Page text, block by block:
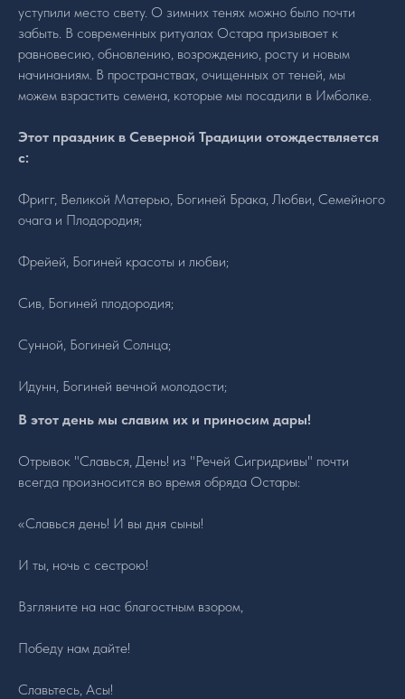
уступили место свету. О зимних тенях можно было почти
забыть. В современных ритуалах Остара призывает к
равновесию, обновлению, возрождению, росту и новым
начинаниям. В пространствах, очищенных от теней, мы
можем взрастить семена, которые мы посадили в Имболке.
Этот праздник в Северной Традиции отождествляется
с:
Фригг, Великой Матерью, Богиней Брака, Любви, Семейного
очага и Плодородия;
Фрейей, Богиней красоты и любви;
Сив, Богиней плодородия;
Сунной, Богиней Солнца;
Идунн, Богиней вечной молодости;
В этот день мы славим их и приносим дары!
Отрывок "Славься, День! из "Речей Сигридривы" почти
всегда произносится во время обряда Остары:
«Славься день! И вы дня сыны!
И ты, ночь с сестрою!
Взгляните на нас благостным взором,
Победу нам дайте!
Славьтесь, Асы!